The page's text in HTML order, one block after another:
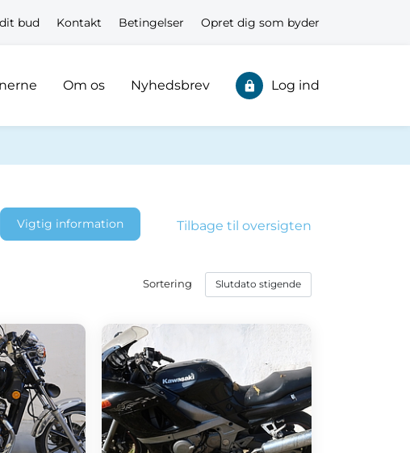
bud Kontakt Betingelser Opret dig som byder
Om os Nyhedsbrev Log ind
Tilbage til oversigten
Vigtig information
Sortering